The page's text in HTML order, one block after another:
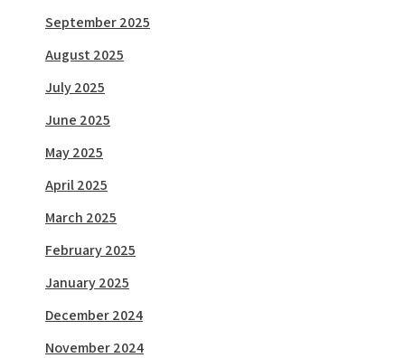
September 2025
August 2025
July 2025
June 2025
May 2025
April 2025
March 2025
February 2025
January 2025
December 2024
November 2024